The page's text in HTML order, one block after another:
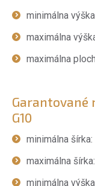
minimálna
maximálna
maximálna
Garantované
G10
minimálna šírka:
maximálna šírka:
minimálna